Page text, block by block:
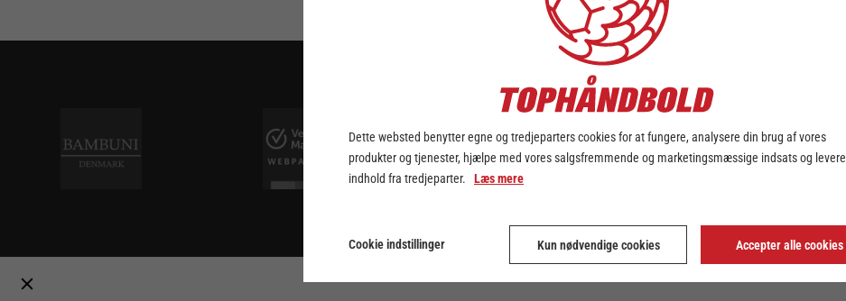
Dette websted benytter egne og tredjeparters cookies for at fungere, analysere din brug af vores
produkter og tjenester, hjælpe med vores salgsfremmende og marketingsmæssige indsats og levere
indhold fra tredjeparter. Læs mere
Cookie indstillinger Kun nødvendige cookies Accepter alle cookies